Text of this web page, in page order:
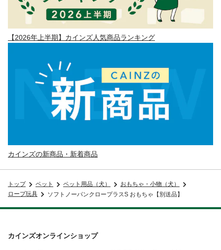
【2026年上半期】カインズ人気商品ランキング
カインズの新商品・新着商品
トップ ペット ペット用品（犬）
おもちゃ・小物（犬）
ロープ玩具
ソフトノーパンクロープラスS おもちゃ【別送品】
カインズオンラインショップ